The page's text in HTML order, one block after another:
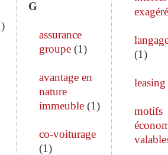
)
G
assurance
groupe(1)
avantage en
nature
immeuble(1)
co-voiturage
(1)
(1)
leasing
motifs